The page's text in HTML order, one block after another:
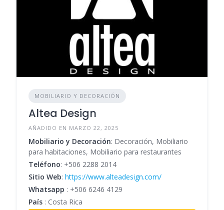
MOBILIARIO Y DECORACIÓN
Altea Design
AÑADIDO EN MARZO 22, 2025
Mobiliario y Decoración: Decoración, Mobiliario
para habitaciones, Mobiliario para restaurantes
Teléfono: +506 2288 2014
Sitio Web: https://www.alteadesign.com/
Whatsapp : +506 6246 4129
País : Costa Rica